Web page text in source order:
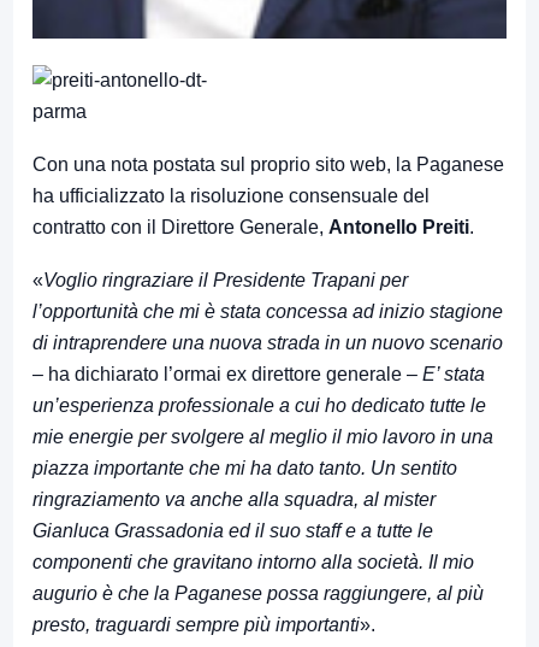
Con una nota postata sul proprio sito web, la Paganese
ha ufficializzato la risoluzione consensuale del
contratto con il Direttore Generale, Antonello Preiti.
«Voglio ringraziare il Presidente Trapani per
l’opportunità che mi è stata concessa ad inizio stagione
di intraprendere una nuova strada in un nuovo scenario
– ha dichiarato l’ormai ex direttore generale – E’ stata
un’esperienza professionale a cui ho dedicato tutte le
mie energie per svolgere al meglio il mio lavoro in una
piazza importante che mi ha dato tanto. Un sentito
ringraziamento va anche alla squadra, al mister
Gianluca Grassadonia ed il suo staff e a tutte le
componenti che gravitano intorno alla società. Il mio
augurio è che la Paganese possa raggiungere, al più
presto, traguardi sempre più importanti».